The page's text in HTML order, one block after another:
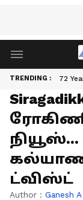
TRENDING : 72
ட்விஸ்ட்
Author : Ganesh A